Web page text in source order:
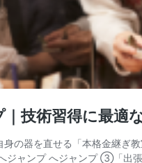
技術習得に最適
の器を直せる「本格金継ぎ
ジャンプ へジャンプ ③「出